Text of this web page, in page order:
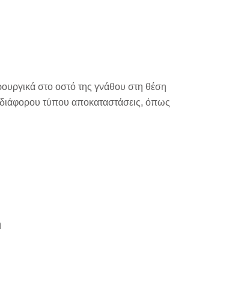
στο οστό της γνάθου στη θέση
τύπου αποκαταστάσεις, όπως